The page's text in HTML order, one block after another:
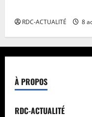
RDC-ACTUALITÉ 8
À PROPOS
RDC-ACTUALITÉ